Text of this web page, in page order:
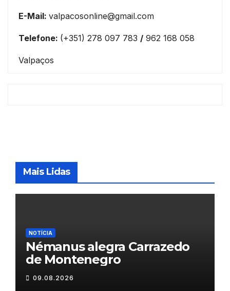
E-Mail: valpacosonline@gmail.com
Telefone: (+351) 278 097 783 / 962 168 058
Valpaços
Mais Lidas
NOTÍCIA
Némanus alegra Carrazedo
de Montenegro
09.08.2026